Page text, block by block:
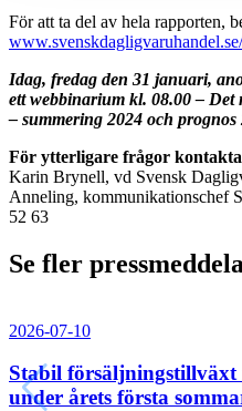
För att ta del av hela rapporten,
Idag, fredag den 31 januari,
ett webbinarium kl. 08.00 –
– summering 2024 och prognos
För ytterligare frågor
Karin Brynell, vd Svensk
Anneling, kommunikationschef
52 63
Se fler
2026-07-10
Stabil
under årets första